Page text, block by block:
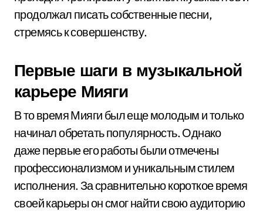
продолжал писать собственные песни,
стремясь к совершенству.
Первые шаги в музыкальной
карьере Мияги
В то время Мияги был еще молодым и только
начинал обретать популярность. Однако
даже первые его работы были отмечены
профессионализмом и уникальным стилем
исполнения. За сравнительно короткое время
своей карьеры он смог найти свою аудиторию